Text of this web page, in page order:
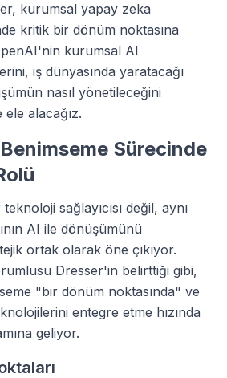
kurumsal yapay zeka
kritik bir dönüm noktasına
kurumsal AI
iş dünyasında yaratacağı
nasıl yönetileceğini
ele alacağız.
Sürecinde
sağlayıcısı değil, aynı
AI ile dönüşümünü
ortak olarak öne çıkıyor.
Dresser'in belirttiği gibi,
"bir dönüm noktasında" ve
entegre etme hızında
geliyor.